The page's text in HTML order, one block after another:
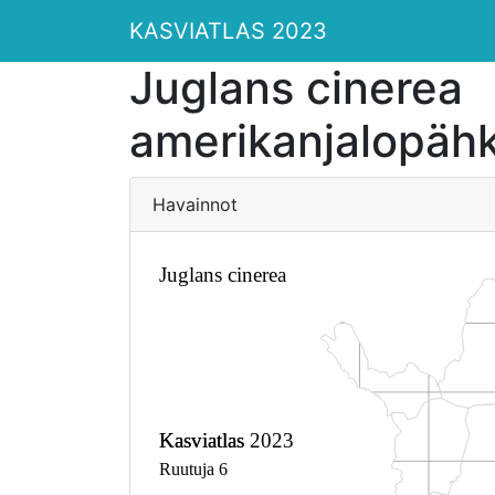
KASVIATLAS 2023
Juglans cinerea
Havainnot